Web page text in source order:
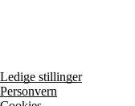
Ledige stillinger
Personvern